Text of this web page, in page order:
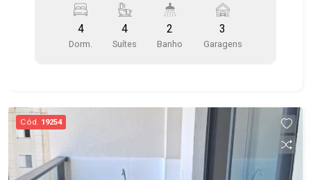
Piscina - Pomar formado Ótima localização!
Agende sua visita! #geracaoimoveis #imobiliaria
#chacara #saofranciscoxavier
4
Dorm.
4
Suítes
2
Banho
3
Garagens
Cód. 19254